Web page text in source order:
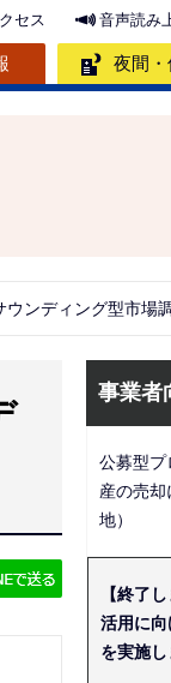
セス 音声読み
夜間
ウンディング型市場
ビ
ゲ
ョ
ン
事業者
公募型プ
産の売
地）
【終了
活用に
を実施